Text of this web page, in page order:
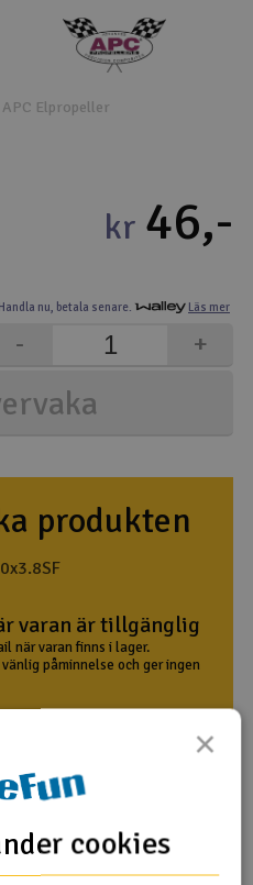
och tillbehör
APC Elpropeller
Handla nu, betala senare. Läs mer
kr 46,-
+
-
produkten
varan är tillgänglig
när varan finns i lager.
påminnelse och ger ingen
×
cookies